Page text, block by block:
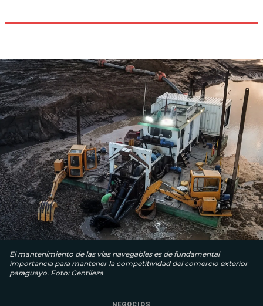
El mantenimiento de las vías navegables es de fundamental
importancia para mantener la competitividad del comercio exterior
paraguayo. Foto: Gentileza
NEGOCIOS